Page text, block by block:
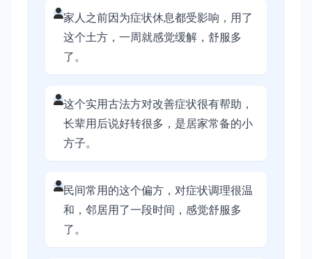
家人之前因为症状休息都受影响，用了
这个土方，一周就感觉缓解，舒服多
了。
这个实用古法方对改善症状很有帮助，
长辈用后说好转很多，是居家常备的小
方子。
民间常用的这个偏方，对症状调理很温
和，邻居用了一段时间，感觉舒服多
了。